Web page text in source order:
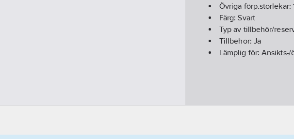
Övriga förp.storlekar:
Färg:Svart
Typ av tillbehör/
Tillbehör: Ja
Lämplig för:Ansikts-/